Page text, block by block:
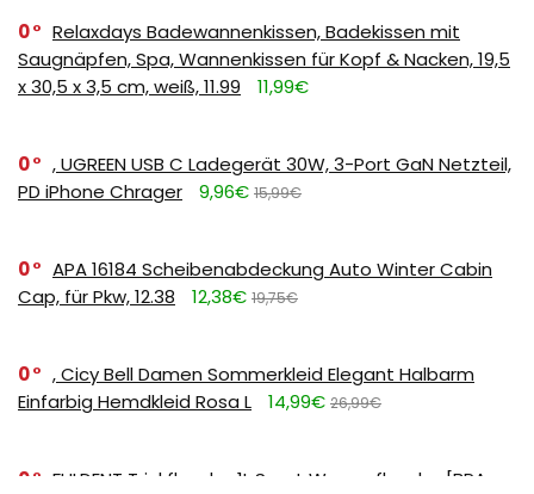
0
Relaxdays Badewannenkissen, Badekissen mit
Saugnäpfen, Spa, Wannenkissen für Kopf & Nacken, 19,5
x 30,5 x 3,5 cm, weiß, 11.99
11,99€
0
, UGREEN USB C Ladegerät 30W, 3-Port GaN Netzteil,
PD iPhone Chrager
9,96€ 15,99€
0
APA 16184 Scheibenabdeckung Auto Winter Cabin
Cap, für Pkw, 12.38
12,38€ 19,75€
0
, Cicy Bell Damen Sommerkleid Elegant Halbarm
Einfarbig Hemdkleid Rosa L
14,99€ 26,99€
0
FULDENT Trinkflasche 1L Sport Wasserflasche [BPA